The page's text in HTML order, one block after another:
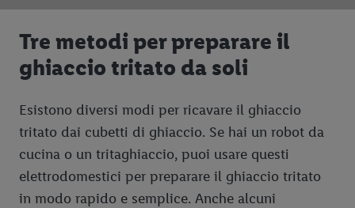
Tre metodi per preparare il
ghiaccio tritato da soli
Esistono diversi modi per ricavare il ghiaccio
tritato dai cubetti di ghiaccio. Se hai un robot da
cucina o un tritaghiaccio, puoi usare questi
elettrodomestici per preparare il ghiaccio tritato
in modo rapido e semplice. Anche alcuni